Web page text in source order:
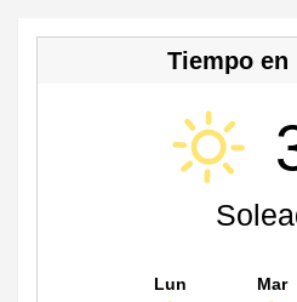
Tiempo en
Lun Mar